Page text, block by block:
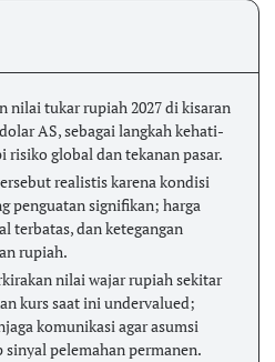
nilai tukar rupiah 2027 di kisaran
AS, sebagai langkah kehati-
risiko global dan tekanan pasar.
realistis karena kondisi
penguatan signifikan; harga
terbatas, dan ketegangan
rupiah.
nilai wajar rupiah sekitar
kurs saat ini undervalued;
komunikasi agar asumsi
pelemahan permanen.